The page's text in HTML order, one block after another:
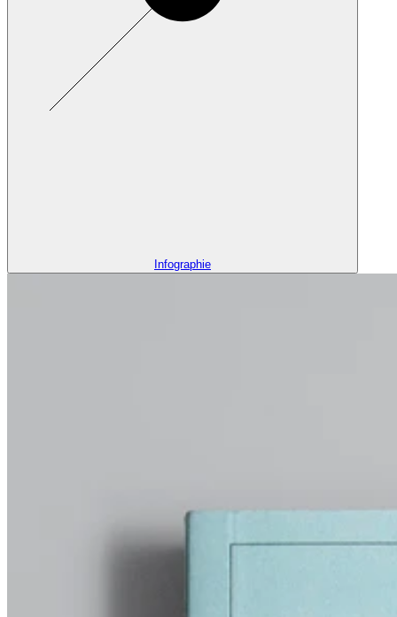
Infographie